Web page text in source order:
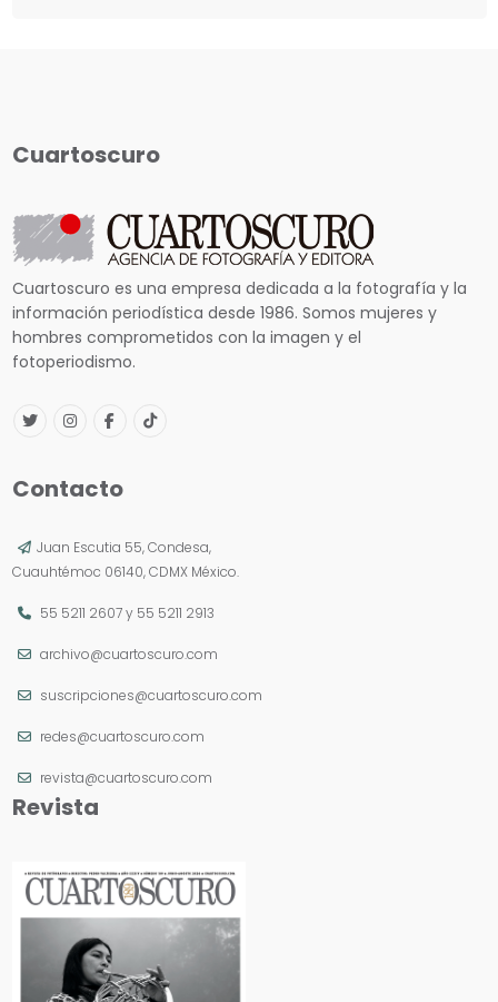
Cuartoscuro
Cuartoscuro es una empresa dedicada a la fotografía y la
información periodística desde 1986. Somos mujeres y
hombres comprometidos con la imagen y el
fotoperiodismo.
Contacto
Juan Escutia 55, Condesa,
Cuauhtémoc 06140, CDMX México.
55 5211 2607y 55 5211 2913
archivo@cuartoscuro.com
suscripciones@cuartoscuro.com
redes@cuartoscuro.com
revista@cuartoscuro.com
Revista